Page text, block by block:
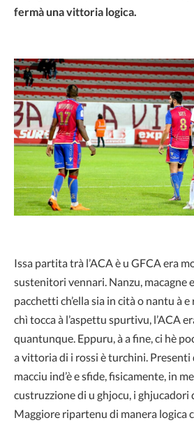
fermà una vittoria logica.
Issa partita trà l’ACA è u GFCA era
sustenitori vennari. Nanzu, macagne
pacchetti ch’ella sia in cità o nantu à
chì tocca à l’aspettu spurtivu, l’ACA
quantunque. Eppuru, à a fine, ci hè
a vittoria di i rossi è turchini. Presenti
macciu ind’è e sfide, fisicamente, in
custruzzione di u ghjocu, i ghjucadori
Maggiore ripartenu di manera logica